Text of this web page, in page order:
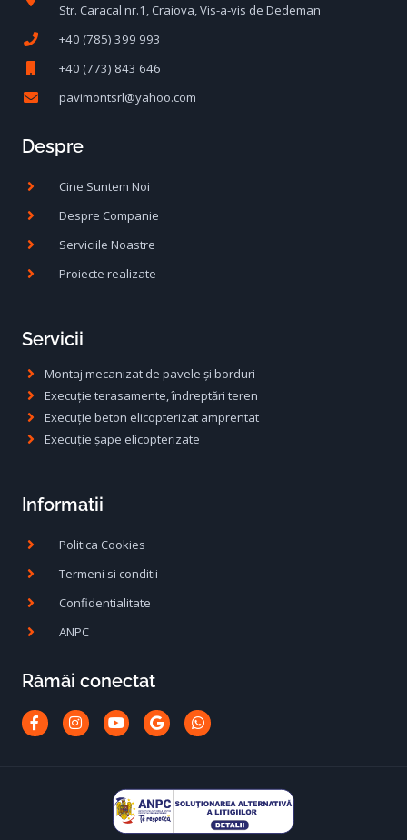
Str. Caracal nr.1, Craiova, Vis-a-vis de Dedeman
+40 (785) 399 993
+40 (773) 843 646
pavimontsrl@yahoo.com
Despre
Cine Suntem Noi
Despre Companie
Serviciile Noastre
Proiecte realizate
Servicii
Montaj mecanizat de pavele și borduri
Execuție terasamente, îndreptări teren
Execuție beton elicopterizat amprentat
Execuție șape elicopterizate
Informatii
Politica Cookies
Termeni si conditii
Confidentialitate
ANPC
Rămâi conectat
Facebook-
f
Instagram
YoutubeGoogleWhatsapp